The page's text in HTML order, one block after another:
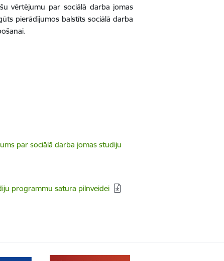
vērtējumu par sociālā darba jomas
pierādījumos balstītssociālā darba
par sociālā darba jomas studiju
programmu satura pilnveidei